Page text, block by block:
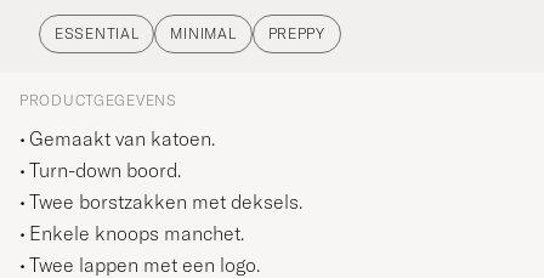
ESSENTIAL MINIMAL PREPPY
PRODUCTGEGEVENS
Gemaakt van katoen.
Turn-down boord.
Twee borstzakken met deksels.
Enkele knoops manchet.
Twee lappen met een logo.